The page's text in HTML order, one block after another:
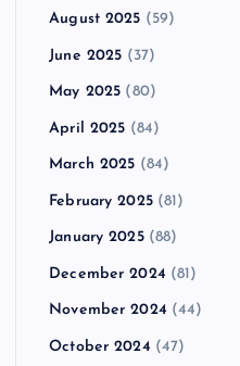
August 2025 (59)
June 2025 (37)
May 2025 (80)
April 2025 (84)
March 2025 (84)
February 2025(81)
January 2025(88)
December 2024 (81)
November 2024 (44)
October 2024 (47)